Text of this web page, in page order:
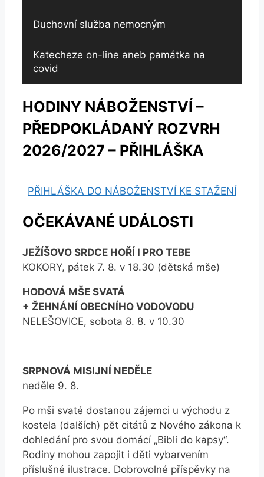
Duchovní služba nemocným
Katecheze on-line aneb památka na
covid
HODINY NÁBOŽENSTVÍ –
PŘEDPOKLÁDANÝ ROZVRH
2026/2027 – PŘIHLÁŠKA
PŘIHLÁŠKA DO NÁBOŽENSTVÍ KE STAŽENÍ
OČEKÁVANÉ UDÁLOSTI
JEŽÍŠOVO SRDCE HOŘÍ I PRO TEBE
KOKORY, pátek 7. 8. v 18.30 (dětská mše)
HODOVÁ MŠE SVATÁ
+ ŽEHNÁNÍ OBECNÍHO VODOVODU
NELEŠOVICE, sobota 8. 8. v 10.30
SRPNOVÁ MISIJNÍ NEDĚLE
neděle 9. 8.
Po mši svaté dostanou zájemci u východu z
kostela (dalších) pět citátů z Nového zákona k
dohledání pro svou domácí „Bibli do kapsy“.
Rodiny mohou zapojit i děti vybarvením
příslušné ilustrace. Dobrovolné příspěvky na